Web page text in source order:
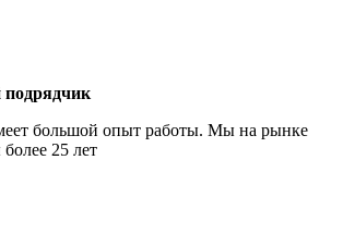
большой опыт работы. Мы на рынке
25 лет